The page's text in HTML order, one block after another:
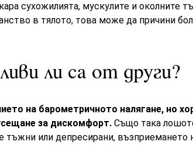
сухожилията, мускулите и околните
в тялото, това може да причини
ли са от други?
на барометричното налягане, но
за дискомфорт.Също така
тъжни или депресирани,